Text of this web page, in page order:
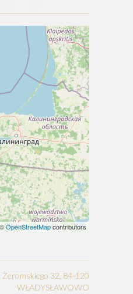
OpenStreetMapcontributors
Żeromskiego 32, 84-120
WŁADYSŁAWOWO